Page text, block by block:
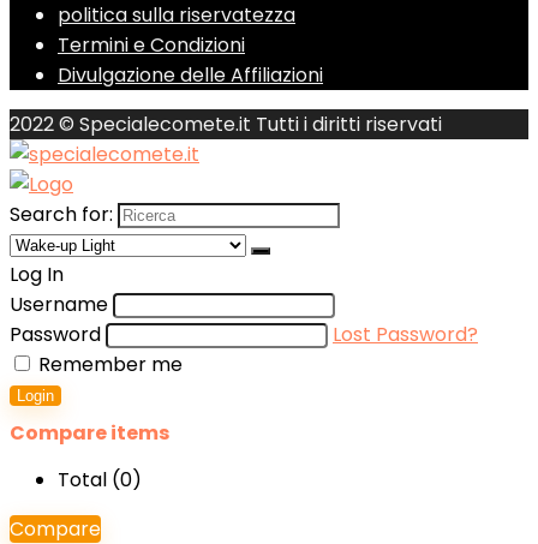
politica sulla riservatezza
Termini e Condizioni
Divulgazione delle Affiliazioni
2022 © Specialecomete.it Tutti i diritti riservati
Search for:
Log In
Username
Password
Lost Password?
Remember me
Login
Compare items
Total (0)
Compare